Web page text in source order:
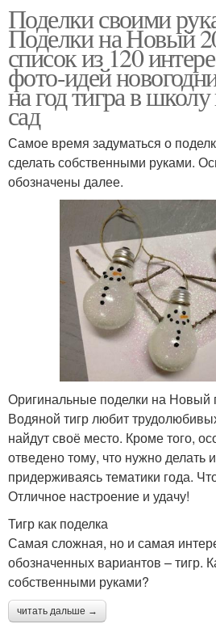
Поделки своими
Поделки на Новый
список из 120
фото-идей
на год тигра в
сад
Самое время задуматься о
сделать собственными руками.
обозначены далее.
Оригинальные поделки на Новый
Водяной тигр любит
найдут своё место. Кроме того,
отведено тому, что нужно делать
придерживаясь тематики года.
Отличное настроение и удачу!
Тигр как поделка
Самая сложная, но и самая
обозначенных вариантов – тигр.
собственными руками?
читать дальше →